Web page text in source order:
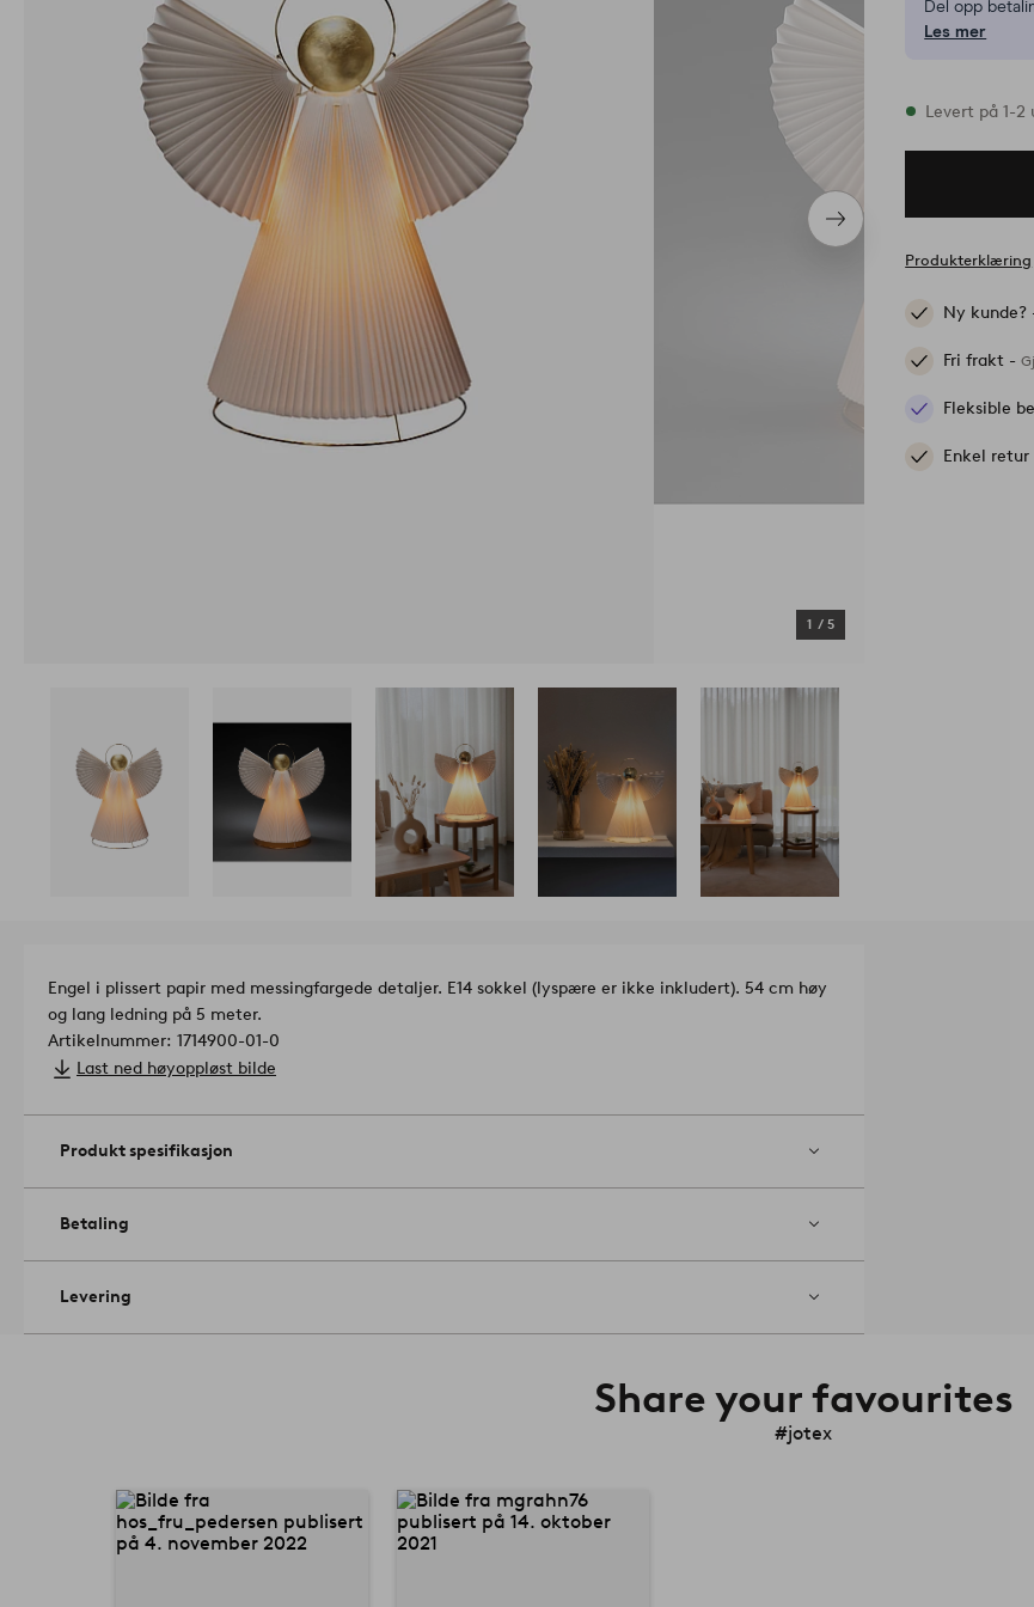
Neste
produkt
1 / 5
Del opp
Les mer
På lager
Levert på 1-2
Produkterklæring
Ny
Fri frakt -
Fleksible
Enkel
Engel i plissert papir med messingfargede detaljer. E14 sokkel (lyspære er ikke inkludert). 54 cm høy
og lang ledning på 5 meter.
Artikelnummer: 1714900-01-0
Last ned høyoppløst bilde
Produkt spesifikasjon
Betaling
Levering
Share your favourites
#jotex